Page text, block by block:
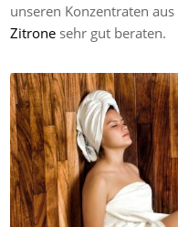
unseren Konzentraten aus
Zitrone sehr gut beraten.